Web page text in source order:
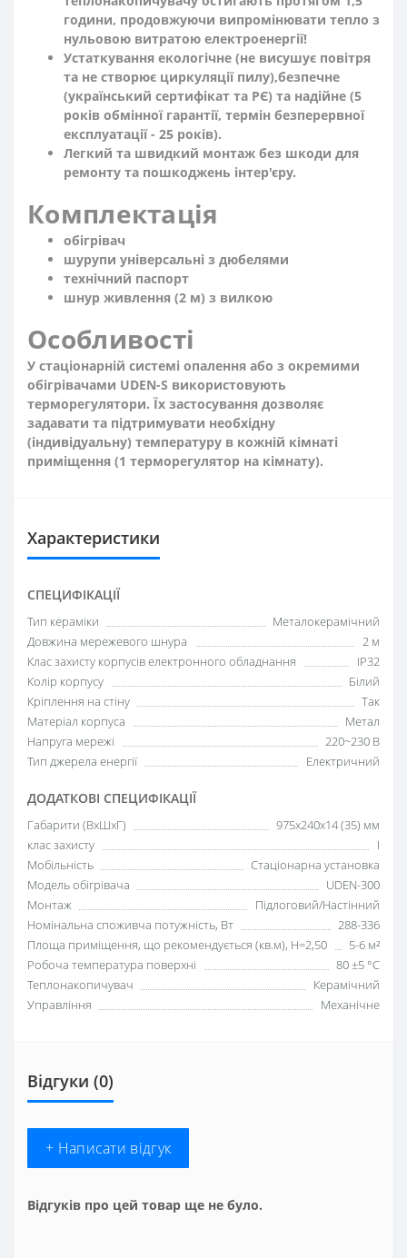
години, продовжуючи випромінювати тепло з
нульовою витратою електроенергії!
Устаткування екологічне (не висушує повітря
та не створює циркуляції пилу),безпечне
(український сертифікат та РЄ) та надійне (5
років обмінної гарантії, термін безперервної
експлуатації - 25 років).
Легкий та швидкий монтаж без шкоди для
ремонту та пошкоджень інтер'єру.
Комплектація
обігрівач
шурупи універсальні з дюбелями
технічний паспорт
шнур живлення (2 м) з вилкою
Особливості
У стаціонарній системі опалення або з окремими
обігрівачами UDEN-S використовують
терморегулятори. Їх застосування дозволяє
задавати та підтримувати необхідну
(індивідуальну) температуру в кожній кімнаті
приміщення (1 терморегулятор на кімнату).
Характеристики
СПЕЦИФІКАЦІЇ
Тип кераміки
Металокерамічний
Довжина мережевого шнура
2 м
Клас захисту корпусів електронного обладнання
IP32
Колір корпусу
Білий
Кріплення на стіну
Так
Матеріал корпуса
Метал
Напруга мережі
220~230 В
Тип джерела енергії
Електричний
ДОДАТКОВІ СПЕЦИФІКАЦІЇ
Габарити (ВхШхГ)
975х240х14 (35) мм
клас захисту
I
Мобільність
Стаціонарна установка
Модель обігрівача
UDEN-300
Монтаж
Підлоговий/Настінний
Номінальна споживча потужність, Вт
288-336
Площа приміщення, що рекомендується (кв.м), H=2,50
5-6 м²
Робоча температура поверхні
80 ±5 °С
Теплонакопичувач
Керамічний
Управління
Механічне
Відгуки (0)
+ Написати відгук
Відгуків про цей товар ще не було.